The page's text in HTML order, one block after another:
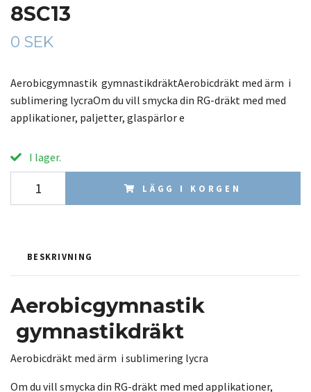
8SC13
0 SEK
Aerobicgymnastik gymnastikdräktAerobicdräkt med ärm i
sublimering lycraOm du vill smycka din RG-dräkt med med
applikationer, paljetter, glaspärlor e
I lager.
LÄGG I KORGEN
BESKRIVNING
Aerobicgymnastik
gymnastikdräkt
Aerobicdräkt med ärm i sublimering lycra
Om du vill smycka din RG-dräkt med med applikationer,